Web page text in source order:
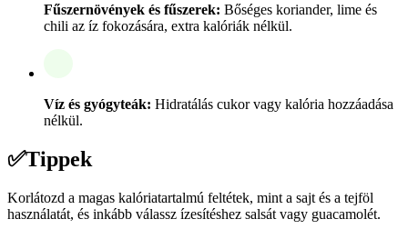
Fűszernövények és fűszerek: Bőséges koriander, lime és
chili az íz fokozására, extra kalóriák nélkül.
Víz és gyógyteák: Hidratálás cukor vagy kalória hozzáadása
nélkül.
✅Tippek
Korlátozd a magas kalóriatartalmú feltétek, mint a sajt és a tejföl
használatát, és inkább válassz ízesítéshez salsát vagy guacamolét.